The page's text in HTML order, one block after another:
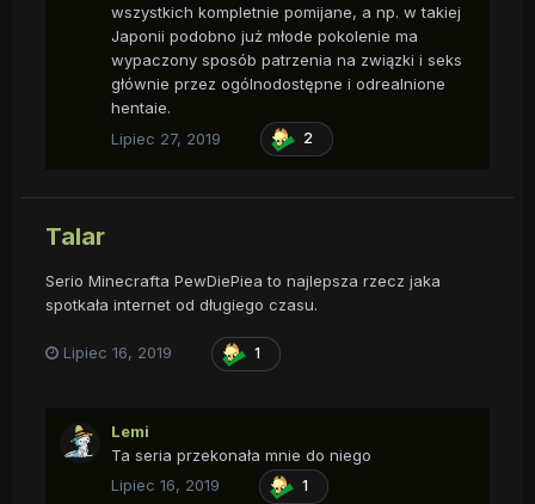
wszystkich kompletnie pomijane, a np. w takiej
Japonii podobno już młode pokolenie ma
wypaczony sposób patrzenia na związki i seks
głównie przez ogólnodostępne i odrealnione
hentaie.
Lipiec 27, 2019
2
Talar
Serio Minecrafta PewDiePiea to najlepsza rzecz jaka
spotkała internet od długiego czasu.
Lipiec 16, 2019 1
Lemi
Ta seria przekonała mnie do niego
Lipiec 16, 2019
1